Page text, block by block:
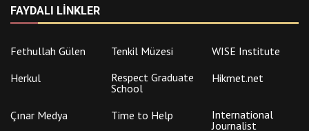
FAYDALI LINKLER
Fethullah Gülen Tenkil Müzesi
WISE Institute
Herkul
Respect Graduate
School
Hikmet.net
Çınar Medya Time to Help
International
Journalist